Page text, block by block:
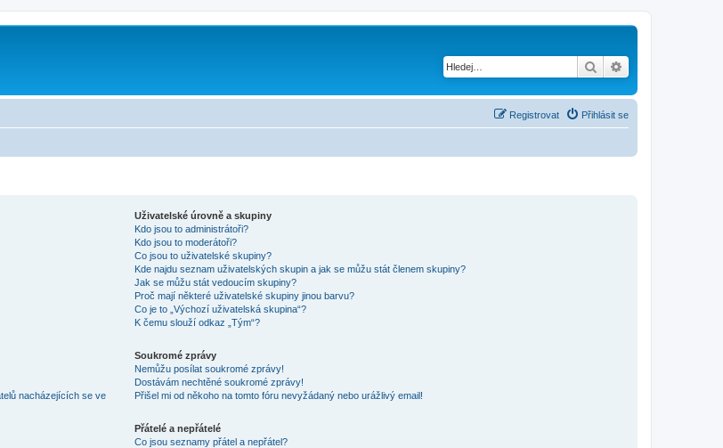
Hledat
Přihlásit se
Registrovat
nacházejících se ve
Uživatelské úrovně a skupiny
Kdo jsou to administrátoři?
Kdo jsou to moderátoři?
Co jsou to uživatelské skupiny?
Kde najdu seznam uživatelských skupin a jak se můžu stát členem skupiny?
Jak se můžu stát vedoucím skupiny?
Proč mají některé uživatelské skupiny jinou barvu?
Co je to „Výchozí uživatelská skupina“?
K čemu slouží odkaz „Tým“?
Soukromé zprávy
Nemůžu posílat soukromé zprávy!
Dostávám nechtěné soukromé zprávy!
Přišel mi od někoho na tomto fóru nevyžádaný nebo urážlivý email!
Přátelé a nepřátelé
Co jsou seznamy přátel a nepřátel?